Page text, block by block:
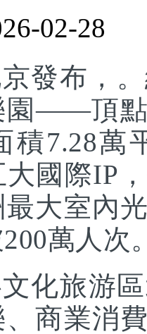
02-28
發布，
園——頂
積7.28萬
國際IP
大室內
萬人次
化旅游
、商業消